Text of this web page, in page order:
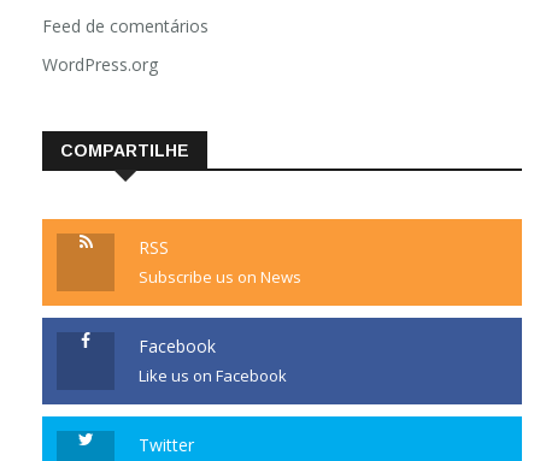
Feed de comentários
WordPress.org
COMPARTILHE
RSS
Subscribe us on News
Facebook
Like us on Facebook
Twitter